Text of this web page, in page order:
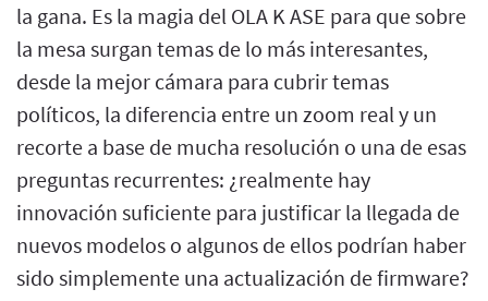
la gana. Es la magia del OLA K ASE para que sobre
la mesa surgan temas de lo más interesantes,
desde la mejor cámara para cubrir temas
políticos, la diferencia entre un zoom real y un
recorte a base de mucha resolución o una de esas
preguntas recurrentes: ¿realmente hay
innovación suficiente para justificar la llegada de
nuevos modelos o algunos de ellos podrían haber
sido simplemente una actualización de firmware?